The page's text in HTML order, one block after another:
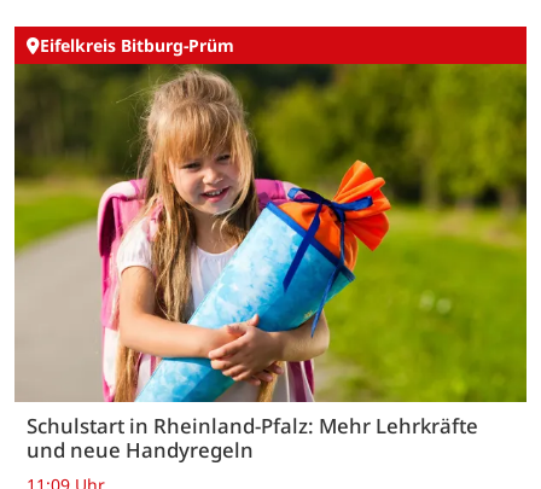
Eifelkreis Bitburg-Prüm
Schulstart in Rheinland-Pfalz: Mehr Lehrkräfte
und neue Handyregeln